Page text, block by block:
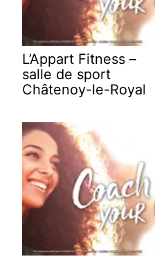
L’Appart Fitness –
salle de sport
Châtenoy-le-Royal